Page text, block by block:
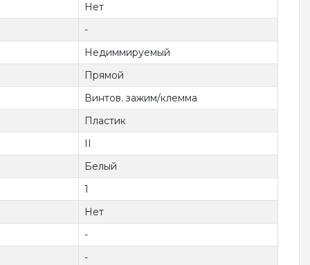
Нет
-
Недиммируемый
Прямой
Винтов. зажим/клемма
Пластик
II
Белый
1
Нет
-
-